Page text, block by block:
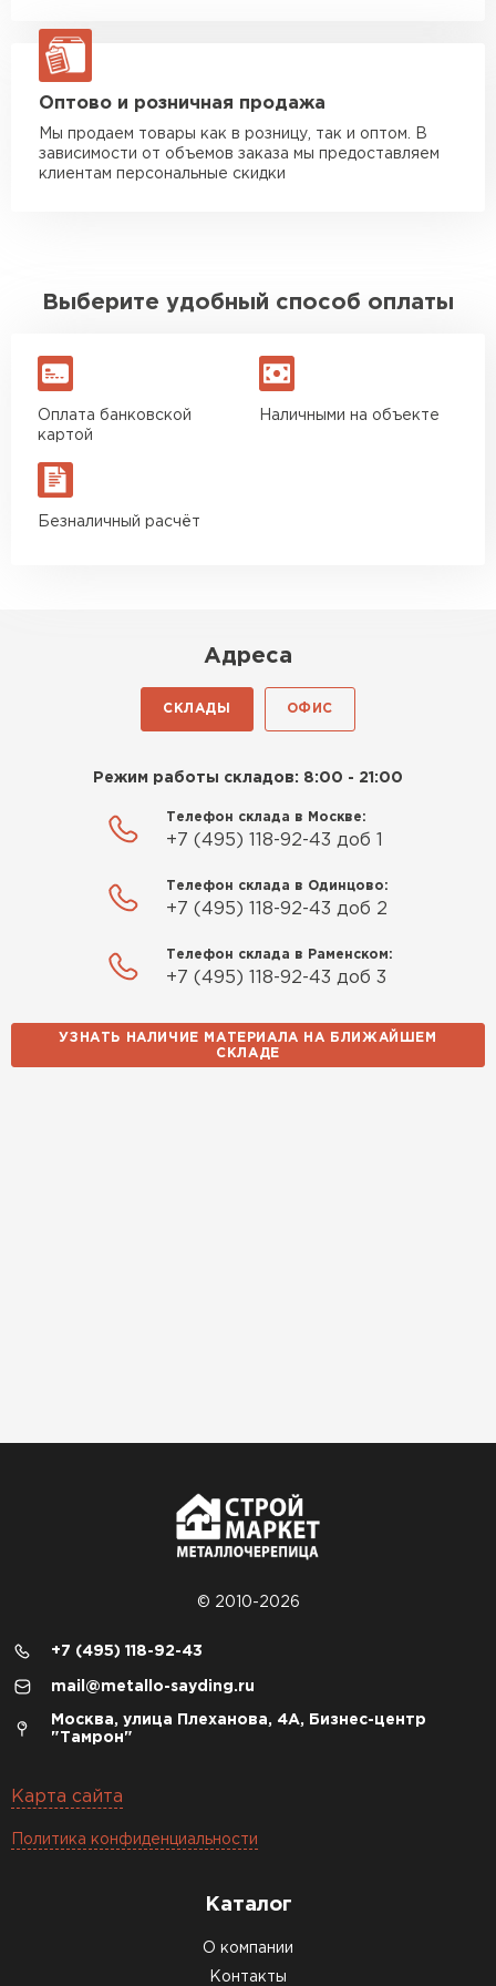
макс. длина груза 13,5 м
ЗАКАЗАТЬ С ДОСТАВКОЙ
Оптово и розничная продажа
Мы продаем товары как в розницу, так и оптом. В
зависимости от объемов заказа мы предоставляем
клиентам персональные скидки
Выберите удобный способ оплаты
Оплата банковской
картой
Наличными на объекте
Безналичный расчёт
Адреса
СКЛАДЫ ОФИС
Режим работы складов: 8:00 - 21:00
Телефон склада в Москве:
+7 (495) 118-92-43 доб 1
Телефон склада в Одинцово:
+7 (495) 118-92-43 доб 2
Телефон склада в Раменском:
+7 (495) 118-92-43 доб 3
УЗНАТЬ НАЛИЧИЕ МАТЕРИАЛА НА БЛИЖАЙШЕМ
СКЛАДЕ
© 2010-2026
+7 (495) 118-92-43
mail@metallo-sayding.ru
Москва, улица Плеханова, 4А, Бизнес-центр
"Тамрон"
Карта сайта
Политика конфиденциальности
Каталог
О компании
Контакты